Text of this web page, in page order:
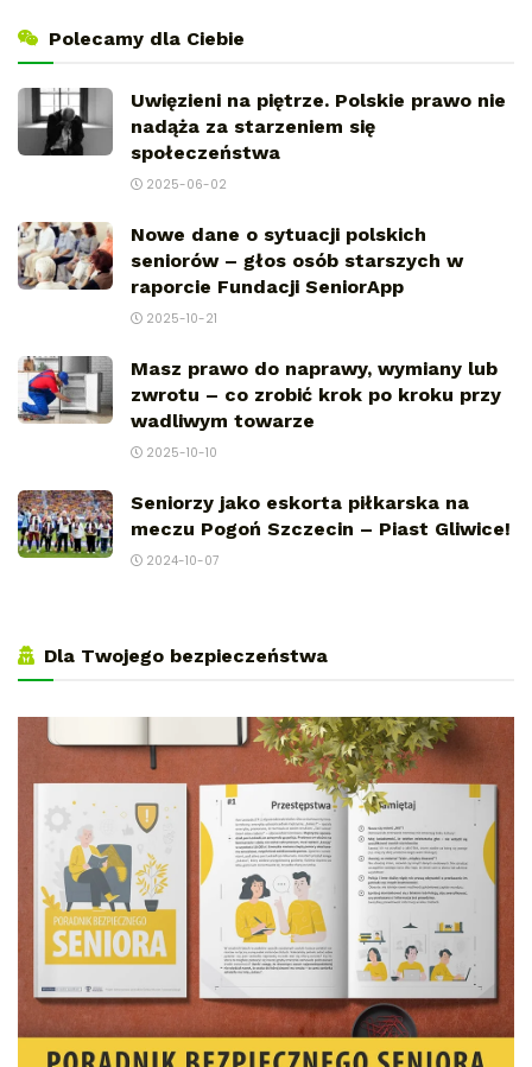
Polecamy dla Ciebie
Uwięzieni na piętrze. Polskie prawo nie
nadąża za starzeniem się
społeczeństwa
2025-06-02
Nowe dane o sytuacji polskich
seniorów – głos osób starszych w
raporcie Fundacji SeniorApp
2025-10-21
Masz prawo do naprawy, wymiany lub
zwrotu – co zrobić krok po kroku przy
wadliwym towarze
2025-10-10
Seniorzy jako eskorta piłkarska na
meczu Pogoń Szczecin – Piast Gliwice!
2024-10-07
Dla Twojego bezpieczeństwa